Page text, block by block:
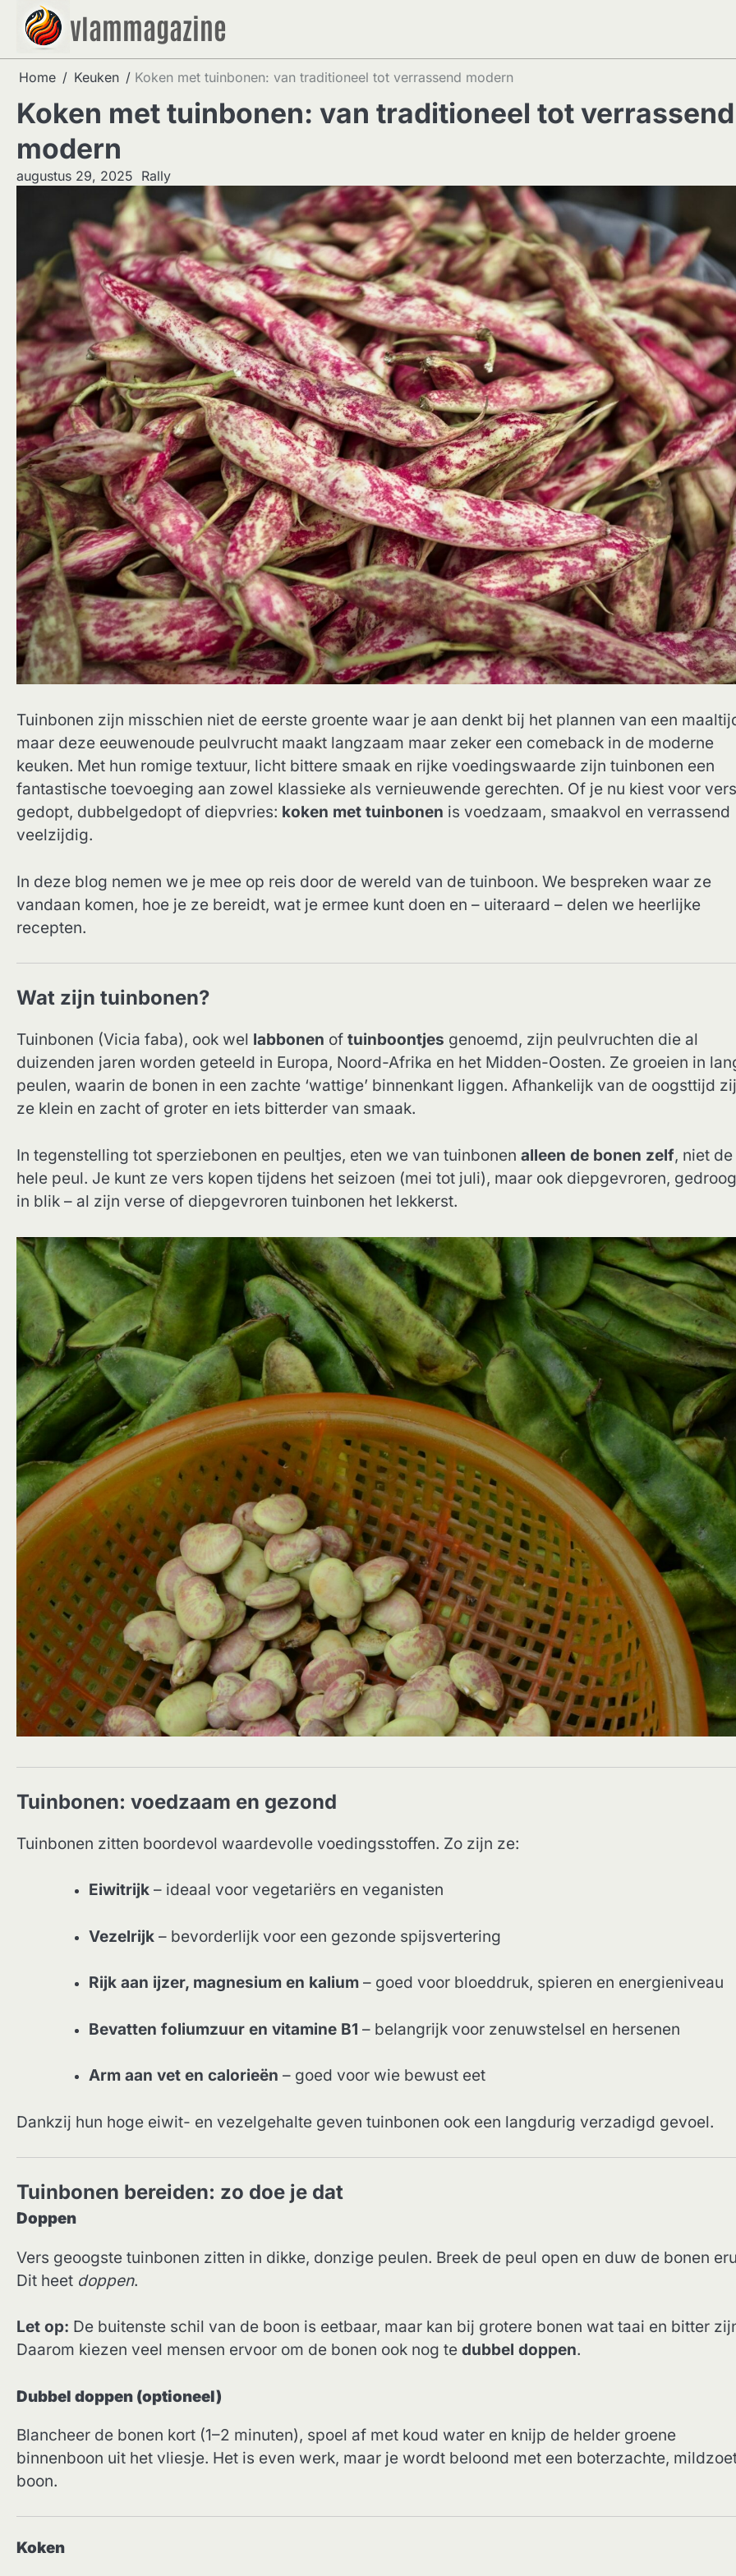
content
vlammagazine
Home Keuken Koken met tuinbonen: van traditioneel tot verrassend modern
Koken met tuinbonen: van traditioneel tot verrassend
modern
augustus 29, 2025 Rally
Tuinbonen zijn misschien niet de eerste groente waar je aan denkt bij het plannen van een
maar deze eeuwenoude peulvrucht maakt langzaam maar zeker een comeback in de moderne
keuken. Met hun romige textuur, licht bittere smaak en rijke voedingswaarde zijn tuinbonen een
fantastische toevoeging aan zowel klassieke als vernieuwende gerechten. Of je nu kiest voor
gedopt, dubbelgedopt of diepvries: koken met tuinbonen is voedzaam, smaakvol en verrassend
veelzijdig.
In deze blog nemen we je mee op reis door de wereld van de tuinboon. We bespreken waar ze
vandaan komen, hoe je ze bereidt, wat je ermee kunt doen en – uiteraard – delen we heerlijke
recepten.
Wat zijn tuinbonen?
Tuinbonen (Vicia faba), ook wel labbonen of tuinboontjes genoemd, zijn peulvruchten die al
duizenden jaren worden geteeld in Europa, Noord-Afrika en het Midden-Oosten. Ze groeien in
peulen, waarin de bonen in een zachte ‘wattige’ binnenkant liggen. Afhankelijk van de oogsttijd
ze klein en zacht of groter en iets bitterder van smaak.
In tegenstelling tot sperziebonen en peultjes, eten we van tuinbonen alleen de bonen zelf, niet de
hele peul. Je kunt ze vers kopen tijdens het seizoen (mei tot juli), maar ook diepgevroren,
in blik – al zijn verse of diepgevroren tuinbonen het lekkerst.
Tuinbonen: voedzaam en gezond
Tuinbonen zitten boordevol waardevolle voedingsstoffen. Zo zijn ze:
Eiwitrijk – ideaal voor vegetariërs en veganisten
Vezelrijk – bevorderlijk voor een gezonde spijsvertering
Rijk aan ijzer, magnesium en kalium – goed voor bloeddruk, spieren en energieniveau
Bevatten foliumzuur en vitamine B1 – belangrijk voor zenuwstelsel en hersenen
Arm aan vet en calorieën – goed voor wie bewust eet
Dankzij hun hoge eiwit- en vezelgehalte geven tuinbonen ook een langdurig verzadigd gevoel.
Tuinbonen bereiden: zo doe je dat
Doppen
Vers geoogste tuinbonen zitten in dikke, donzige peulen. Breek de peul open en duw de bonen
Dit heet doppen.
Let op: De buitenste schil van de boon is eetbaar, maar kan bij grotere bonen wat taai en bitter
Daarom kiezen veel mensen ervoor om de bonen ook nog te dubbel doppen.
Dubbel doppen (optioneel)
Blancheer de bonen kort (1–2 minuten), spoel af met koud water en knijp de helder groene
binnenboon uit het vliesje. Het is even werk, maar je wordt beloond met een boterzachte,
boon.
Koken